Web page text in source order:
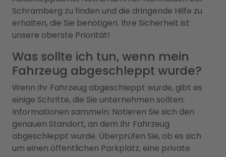
Schramberg zu finden und die dringende Hilfe zu
erhalten, die Sie benötigen. Ihre Sicherheit ist
unsere oberste Priorität!
Was sollte ich tun, wenn mein
Fahrzeug abgeschleppt wurde?
Wenn Ihr Fahrzeug abgeschleppt wurde, gibt es
einige Schritte, die Sie unternehmen sollten:
Informationen sammeln: Notieren Sie sich den
genauen Standort, an dem Ihr Fahrzeug
abgeschleppt wurde. Überprüfen Sie, ob es sich
um einen öffentlichen Parkplatz, eine private